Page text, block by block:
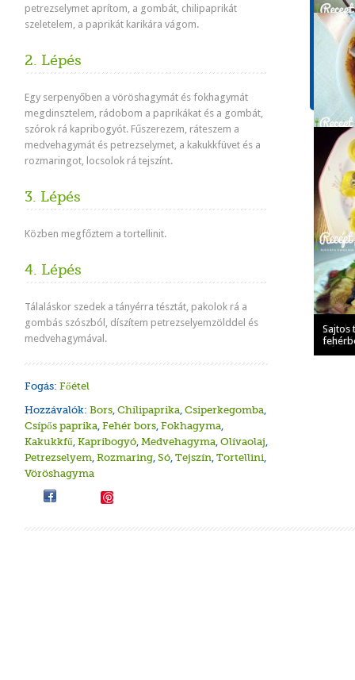
petrezselymet aprítom, a gombát, chilipaprikát
szeletelem, a paprikát karikára vágom.
2. Lépés
Egy serpenyőben a vöröshagymát és fokhagymát
megdinsztelem, rádobom a paprikákat és a gombát,
szórok rá kapribogyót. Fűszerezem, ráteszem a
medvehagymát és petrezselymet, a kakukkfüvet és a
rozmaringot, locsolok rá tejszínt.
3. Lépés
Közben megfőztem a tortellinit.
4. Lépés
Tálaláskor szedek a tányérra tésztát, pakolok rá a
gombás szószból, díszítem petrezselyemzölddel és
medvehagymával.
Fogás: Főétel
Hozzávalók: Bors, Chilipaprika, Csiperkegomba,
Csípős paprika, Fehér bors, Fokhagyma,
Kakukkfű, Kapribogyó, Medvehagyma, Olívaolaj,
Petrezselyem, Rozmaring, Só, Tejszín, Tortellini,
Vöröshagyma
Sajtos
Sajtos
Sajtos
610
33
6,6 g